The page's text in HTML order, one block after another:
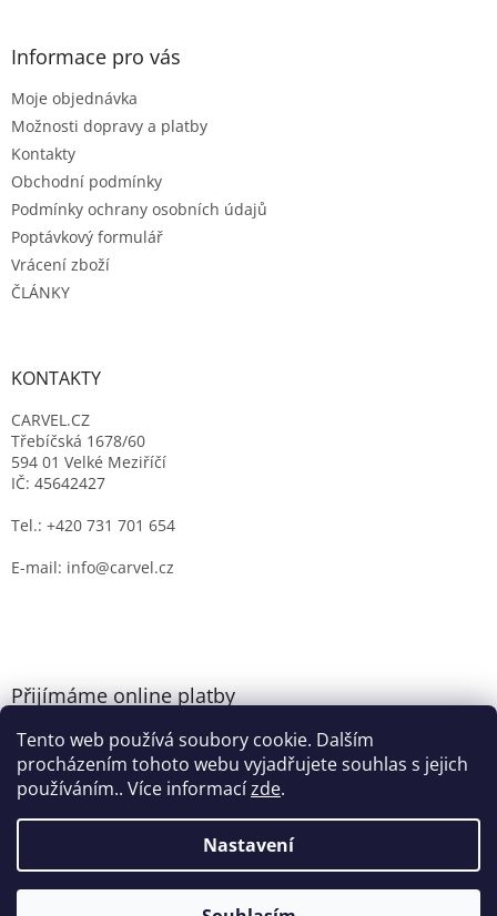
Tento web používá soubory cookie. Dalším
procházením tohoto webu vyjadřujete souhlas s jejich
používáním.. Více informacízde.
Nastavení
Informace pro vás
Moje objednávka
Možnosti dopravy a platby
Kontakty
Obchodní podmínky
Podmínky ochrany osobních údajů
Poptávkový formulář
Vrácení zboží
ČLÁNKY
KONTAKTY
CARVEL.CZ
Třebíčská 1678/60
594 01 Velké Meziříčí
IČ: 45642427
Tel.: +420 731 701 654
E-mail: info@carvel.cz
Přijímáme online platby
Vytvořil Shoptet